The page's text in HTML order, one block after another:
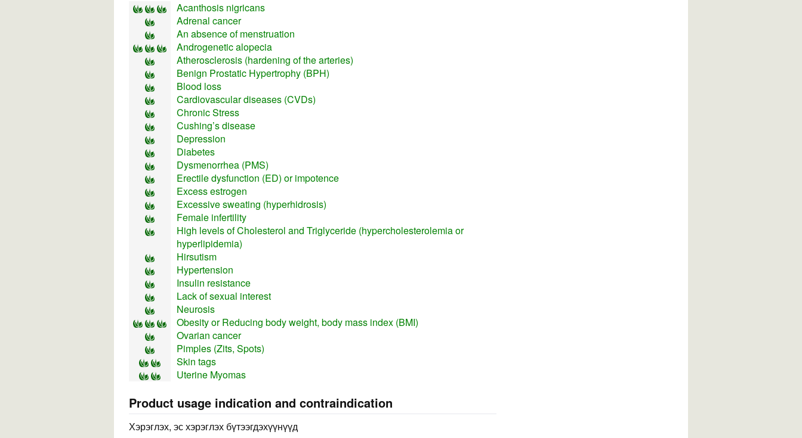
Acanthosis nigricans
Adrenal cancer
An absence of menstruation
Androgenetic alopecia
Atherosclerosis (hardening of the arteries)
Benign Prostatic Hypertrophy (BPH)
Blood loss
Cardiovascular diseases (CVDs)
Chronic Stress
Cushing’s disease
Depression
Diabetes
Dysmenorrhea (PMS)
Erectile dysfunction (ED) or impotence
Excess estrogen
Excessive sweating (hyperhidrosis)
Female infertility
High levels of Cholesterol and Triglyceride (hypercholesterolemia or
hyperlipidemia)
Hirsutism
Hypertension
Insulin resistance
Lack of sexual interest
Neurosis
Obesity or Reducing body weight, body mass index (BMI)
Ovarian cancer
Pimples (Zits, Spots)
Skin tags
Uterine Myomas
Product usage indication and contraindication
Хэрэглэх, эс хэрэглэх бүтээгдэхүүнүүд